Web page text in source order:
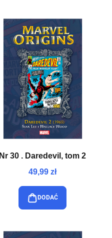
Nr 30 . Daredevil, tom 2
49,99 zł
DODAĆ